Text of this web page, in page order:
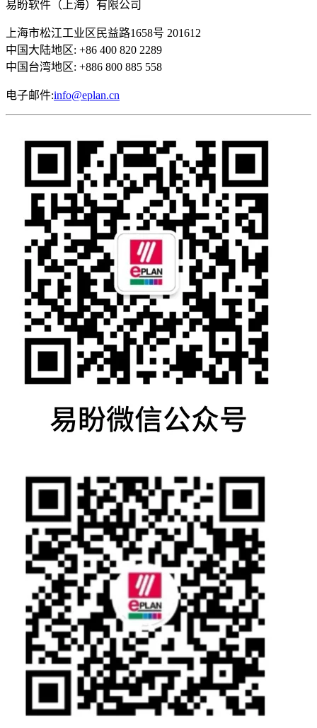
易盼软件（上海）有限公司
上海市松江工业区民益路1658号 201612
中国大陆地区: +86 400 820 2289
中国台湾地区: +886 800 885 558
电子邮件:info@eplan.cn